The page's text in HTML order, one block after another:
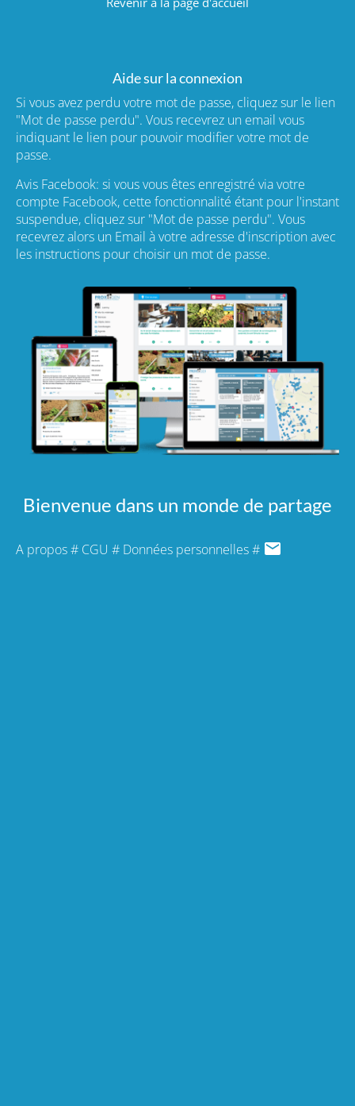
Aide sur la connexion
Si vous avez perdu votre mot de passe, cliquez sur le lien
"Mot de passe perdu". Vous recevrez un email vous
indiquant le lien pour pouvoir modifier votre mot de
passe.
Avis Facebook: si vous vous êtes enregistré via votre
compte Facebook, cette fonctionnalité étant pour l'instant
suspendue, cliquez sur "Mot de passe perdu". Vous
recevrez alors un Email à votre adresse d'inscription avec
les instructions pour choisir un mot de passe.
Bienvenue dans un monde de partage
A propos# CGU # Données personnelles#